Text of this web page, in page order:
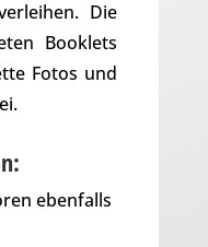
Die
Booklets
Fotos und
ebenfalls